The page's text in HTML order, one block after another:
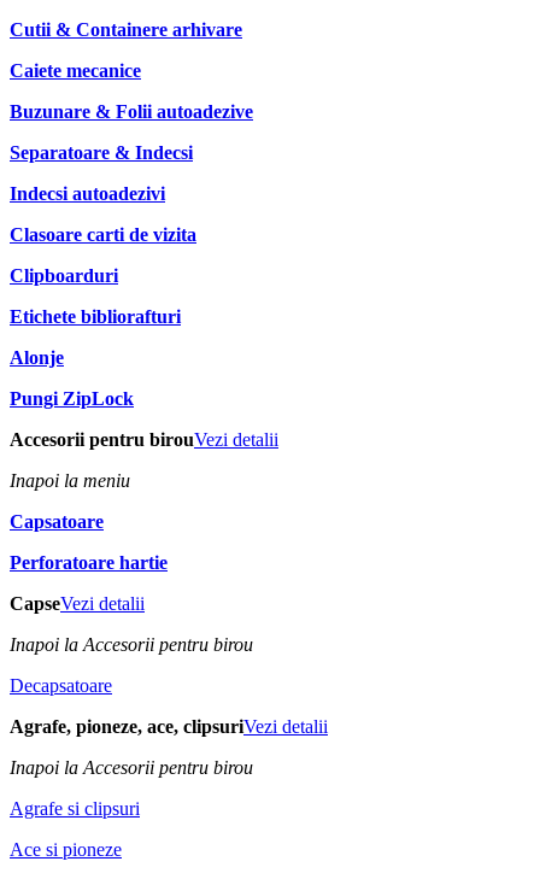
Cutii & Containere arhivare
Caiete mecanice
Buzunare & Folii autoadezive
Separatoare & Indecsi
Indecsi autoadezivi
Clasoare carti de vizita
Clipboarduri
Etichete bibliorafturi
Alonje
Pungi ZipLock
Accesorii pentru birouVezi detalii
Inapoi la meniu
Capsatoare
Perforatoare hartie
CapseVezi detalii
Inapoi la Accesorii pentru birou
Decapsatoare
Agrafe, pioneze, ace, clipsuriVezi detalii
Inapoi la Accesorii pentru birou
Agrafe si clipsuri
Ace si pioneze